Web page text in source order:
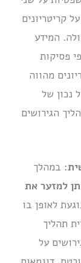
קריטריונים
המידע
פסיקות
מהווה
נכון של
הגירושים
: במהלך
למזער את
לאופן בו
תהליך
על